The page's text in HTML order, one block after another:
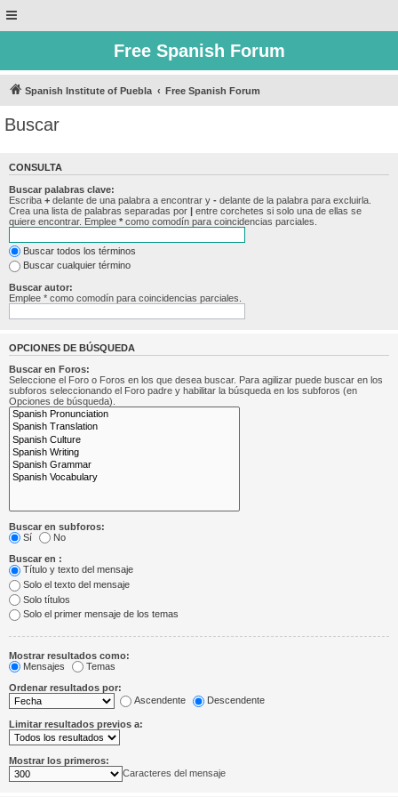
Free Spanish Forum
Spanish Institute of Puebla Free Spanish Forum
Buscar
CONSULTA
Buscar palabras clave:
Escriba + delante de una palabra a encontrar y - delante de la palabra para excluirla.
Crea una lista de palabras separadas por | entre corchetes si solo una de ellas se
quiere encontrar. Emplee * como comodín para coincidencias parciales.
Buscar todos los términos
Buscar cualquier término
Buscar autor:
Emplee * como comodín para coincidencias parciales.
OPCIONES DE BÚSQUEDA
Buscar en Foros:
Seleccione el Foro o Foros en los que desea buscar. Para agilizar puede buscar en los
subforos seleccionando el Foro padre y habilitar la búsqueda en los subforos (en
Opciones de búsqueda).
Buscar en subforos:
Sí
No
Buscar en :
Título y texto del mensaje
Solo el texto del mensaje
Solo títulos
Solo el primer mensaje de los temas
Mostrar resultados como:
Mensajes
Temas
Ordenar resultados por:
Ascendente
Descendente
Limitar resultados previos a:
Mostrar los primeros:
Caracteres del mensaje